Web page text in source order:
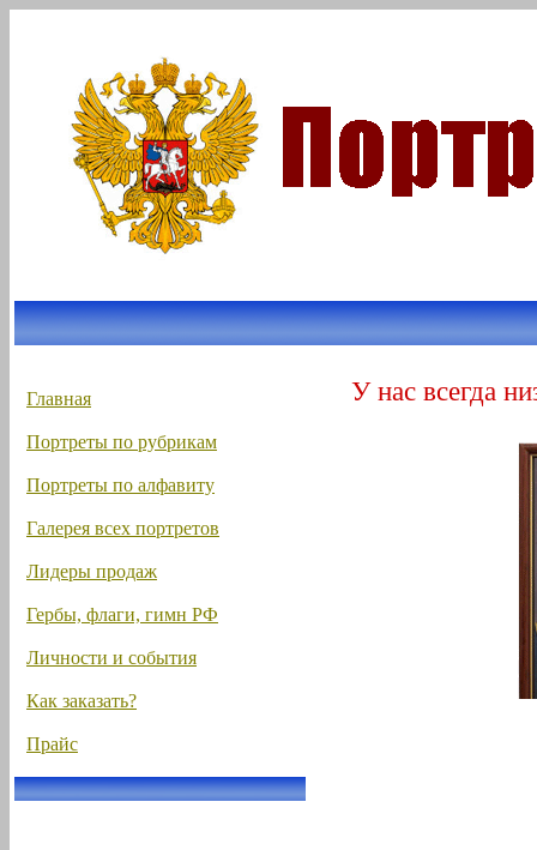
Главная
Портреты по рубрикам
Портреты по алфавиту
Галерея всех портретов
Лидеры продаж
Гербы, флаги, гимн РФ
Личности и события
Как заказать?
Прайс
У нас всегда